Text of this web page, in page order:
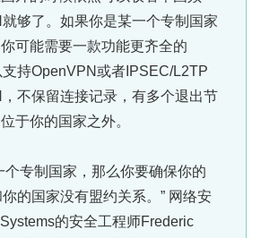
够了。如果你是某一个专制国家
可能需要一款功能更齐全的
持OpenVPN或者IPSEC/L2TP
不保留连接记录，有多个退出节
于你的国家之外。
个专制国家，那么你要确保你的
的国家没有盟约关系。” 网络安
的安全工程师Frederic